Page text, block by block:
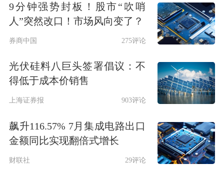
同豁免或延期，未达标则有权终止协
议。
消息落地当日，港股市场给予正面回
应，长和逆市收涨4.13%，报68港元，
市值升至2604亿港元。
谈及抛售VodafoneThree股份的原因，
长和方面在公告中解释称，公司董事会
9分钟强势封板！股市“吹哨
人”突然改口！市场风向变了？
券商中国 275评论
光伏硅料八巨头签署倡议：不
得低于成本价销售
上海证券报 903评论
飙升116.57% 7月集成电路出口
金额同比实现翻倍式增长
财联社 29评论